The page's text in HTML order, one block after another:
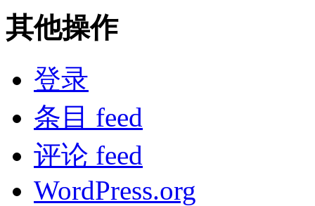
其他操作
登录
条目 feed
评论 feed
WordPress.org